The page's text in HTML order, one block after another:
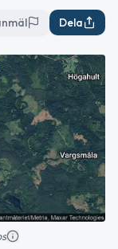
Dela